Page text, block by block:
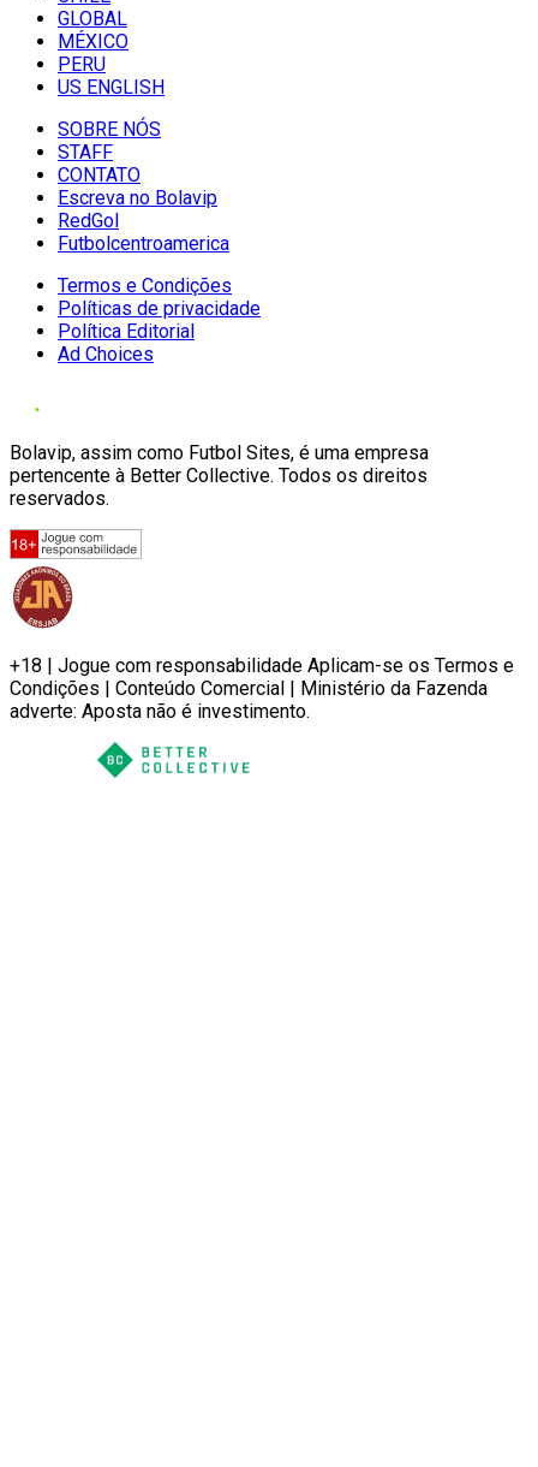
GLOBAL
MÉXICO
PERU
US ENGLISH
SOBRE NÓS
STAFF
CONTATO
Escreva no Bolavip
RedGol
Futbolcentroamerica
Termos e Condições
Políticas de privacidade
Política Editorial
Ad Choices
Bolavip, assim como Futbol Sites, é uma empresa
pertencente à Better Collective. Todos os direitos
reservados.
+18 | Jogue com responsabilidade Aplicam-se os Termos e
Condições | Conteúdo Comercial | Ministério da Fazenda
adverte: Aposta não é investimento.